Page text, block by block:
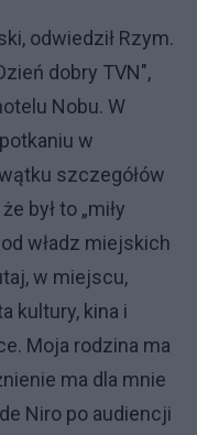
odwiedził Rzym.
dobry TVN",
Nobu. W
w
szczegółów
był to „miły
władz miejskich
w miejscu,
kultury, kina i
Moja rodzina ma
ma dla mnie
Niro po audiencji